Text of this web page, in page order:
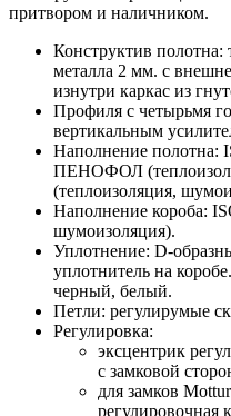
притвором и наличником.
Конструктив
металла 2 мм. с
изнутри каркас из
Профиля с четырьмя
вертикальным
Наполнение полотна:
ПЕНОФОЛ
(теплоизоляция,
Наполнение короба:
шумоизоляция).
Уплотнение: D-
уплотнитель на
черный, белый.
Петли: регулирумые
Регулировка:
эксцентрик
с замковой
для замков
регулировочная